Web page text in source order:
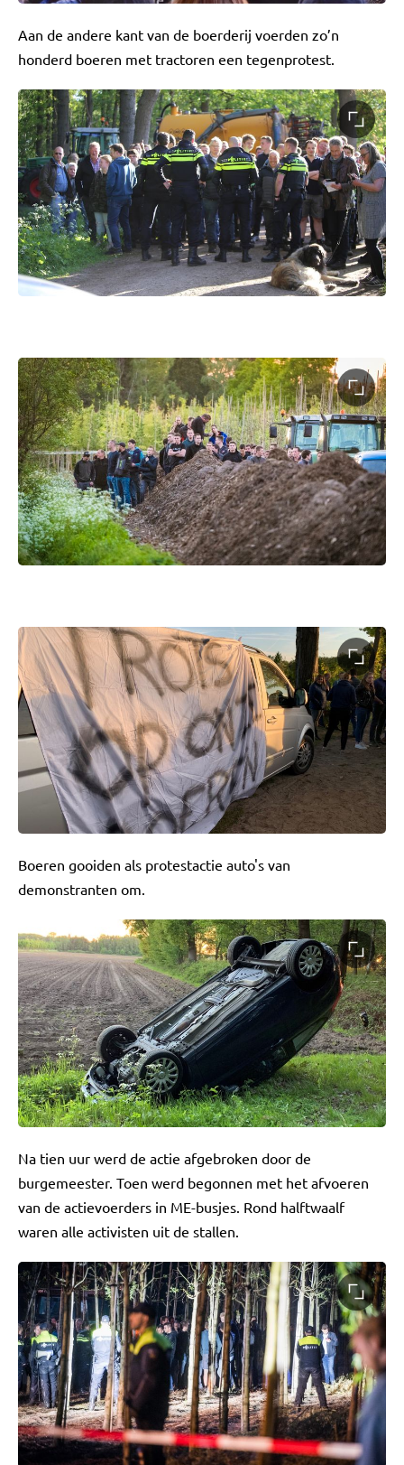
Aan de andere kant van de boerderij voerden zo’n
honderd boeren met tractoren een tegenprotest.
Boeren gooiden als protestactie auto's van
demonstranten om.
Na tien uur werd de actie afgebroken door de
burgemeester. Toen werd begonnen met het afvoeren
van de actievoerders in ME-busjes. Rond halftwaalf
waren alle activisten uit de stallen.